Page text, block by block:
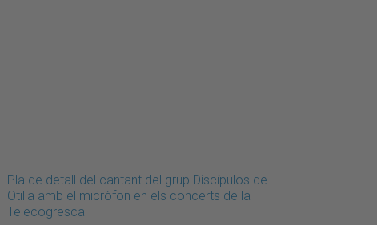
Pla de detall del cantant del grup Discípulos de
Otilia amb el micròfon en els concerts de la
Telecogresca